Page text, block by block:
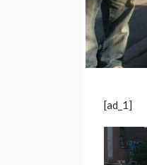
[ad_1]